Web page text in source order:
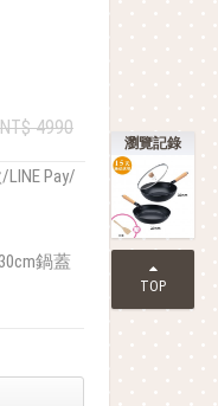
NT$ 4990
Pay/
鍋蓋
瀏覽記錄
TOP